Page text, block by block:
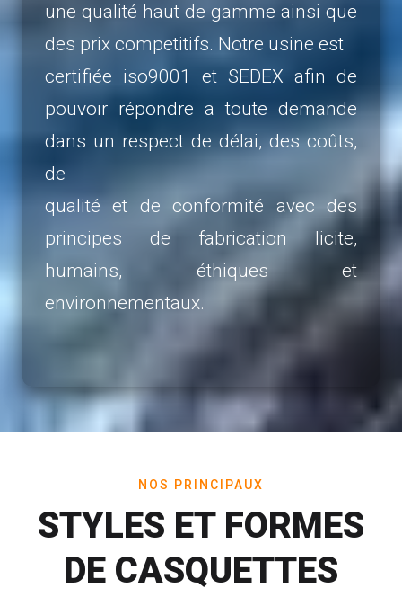
une qualité haut de gamme ainsi que
des prix competitifs. Notre usine est
certifiée iso9001 et SEDEX afin de
pouvoir répondre a toute demande
dans un respect de délai, des coûts,
de
qualité et de conformité avec des
principes de fabrication licite,
humains, éthiques et
environnementaux.
NOS PRINCIPAUX
STYLES ET FORMES
DE CASQUETTES